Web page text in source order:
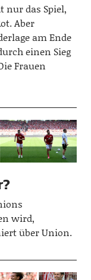
nur das Spiel,
Aber
am Ende
einen Sieg
Frauen
wird,
über Union.